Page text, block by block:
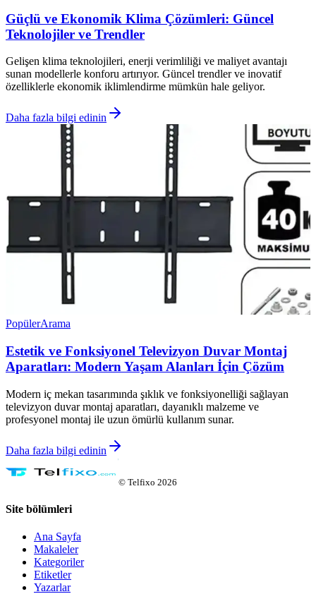
Güçlü ve Ekonomik Klima Çözümleri: Güncel
Teknolojiler ve Trendler
Gelişen klima teknolojileri, enerji verimliliği ve maliyet avantajı
sunan modellerle konforu artırıyor. Güncel trendler ve inovatif
özelliklerle ekonomik iklimlendirme mümkün hale geliyor.
Daha fazla bilgi edinin
PopülerArama
Estetik ve Fonksiyonel Televizyon Duvar Montaj
Aparatları: Modern Yaşam Alanları İçin Çözüm
Modern iç mekan tasarımında şıklık ve fonksiyonelliği sağlayan
televizyon duvar montaj aparatları, dayanıklı malzeme ve
profesyonel montaj ile uzun ömürlü kullanım sunar.
Daha fazla bilgi edinin
© Telfixo 2026
Site bölümleri
Ana Sayfa
Makaleler
Kategoriler
Etiketler
Yazarlar